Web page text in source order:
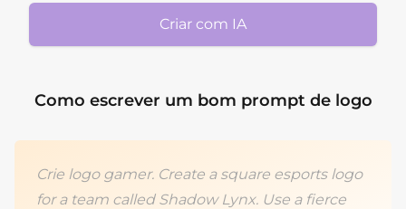
Criar com IA
Como escrever um bom prompt de logo
Crie logo gamer. Create a square esports logo
for a team called Shadow Lynx. Use a fierce